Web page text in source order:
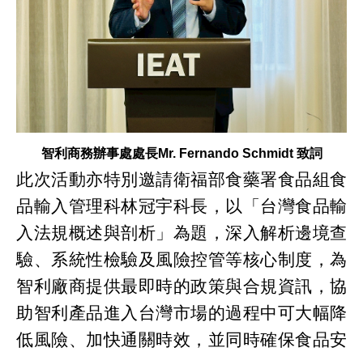
智利商務辦事處處長Mr. Fernando Schmidt 致詞
此次活動亦特別邀請衛福部食藥署食品組食
品輸入管理科林冠宇科長，以「台灣食品輸
入法規概述與剖析」為題，深入解析邊境查
驗、系統性檢驗及風險控管等核心制度，為
智利廠商提供最即時的政策與合規資訊，協
助智利產品進入台灣市場的過程中可大幅降
低風險、加快通關時效，並同時確保食品安